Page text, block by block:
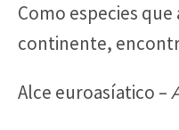
Como especies
continente,
Alce euroasíatico –